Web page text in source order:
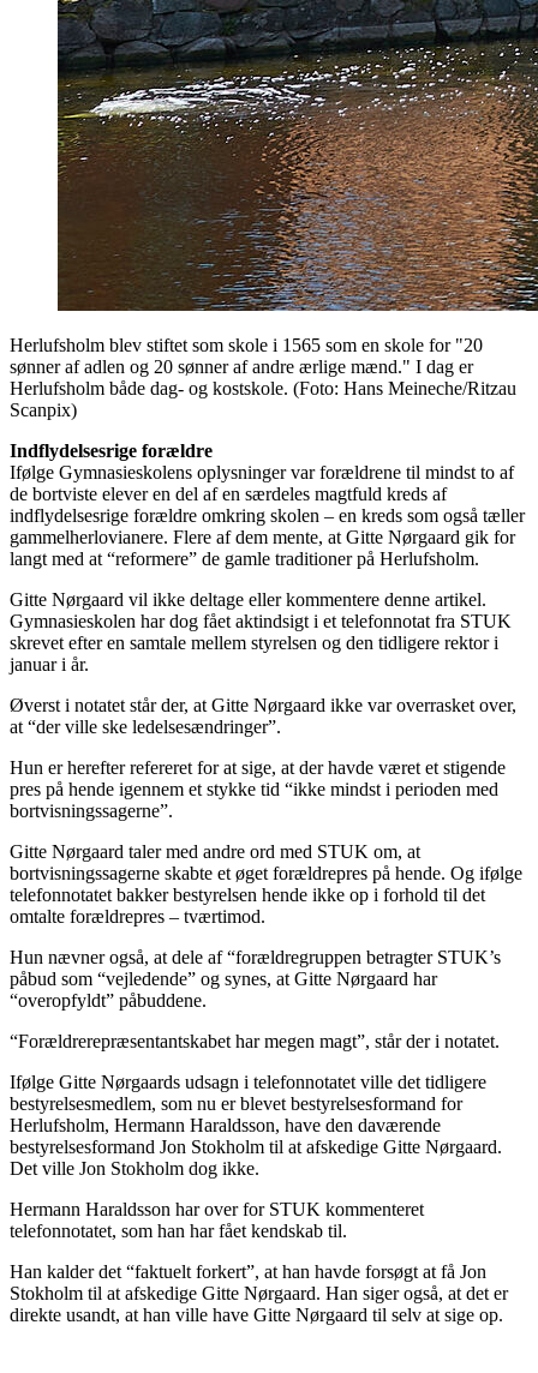
Herlufsholm blev stiftet som skole i 1565 som en skole for "20
sønner af adlen og 20 sønner af andre ærlige mænd." I dag er
Herlufsholm både dag- og kostskole. (Foto: Hans Meineche/Ritzau
Scanpix)
Indflydelsesrige forældre
Ifølge Gymnasieskolens oplysninger var forældrene til mindst to af
de bortviste elever en del af en særdeles magtfuld kreds af
indflydelsesrige forældre omkring skolen – en kreds som også tæller
gammelherlovianere. Flere af dem mente, at Gitte Nørgaard gik for
langt med at “reformere” de gamle traditioner på Herlufsholm.
Gitte Nørgaard vil ikke deltage eller kommentere denne artikel.
Gymnasieskolen har dog fået aktindsigt i et telefonnotat fra STUK
skrevet efter en samtale mellem styrelsen og den tidligere rektor i
januar i år.
Øverst i notatet står der, at Gitte Nørgaard ikke var overrasket over,
at “der ville ske ledelsesændringer”.
Hun er herefter refereret for at sige, at der havde været et stigende
pres på hende igennem et stykke tid “ikke mindst i perioden med
bortvisningssagerne”.
Gitte Nørgaard taler med andre ord med STUK om, at
bortvisningssagerne skabte et øget forældrepres på hende. Og ifølge
telefonnotatet bakker bestyrelsen hende ikke op i forhold til det
omtalte forældrepres – tværtimod.
Hun nævner også, at dele af “forældregruppen betragter STUK’s
påbud som “vejledende” og synes, at Gitte Nørgaard har
“overopfyldt” påbuddene.
“Forældrerepræsentantskabet har megen magt”, står der i notatet.
Ifølge Gitte Nørgaards udsagn i telefonnotatet ville det tidligere
bestyrelsesmedlem, som nu er blevet bestyrelsesformand for
Herlufsholm, Hermann Haraldsson, have den daværende
bestyrelsesformand Jon Stokholm til at afskedige Gitte Nørgaard.
Det ville Jon Stokholm dog ikke.
Hermann Haraldsson har over for STUK kommenteret
telefonnotatet, som han har fået kendskab til.
Han kalder det “faktuelt forkert”, at han havde forsøgt at få Jon
Stokholm til at afskedige Gitte Nørgaard. Han siger også, at det er
direkte usandt, at han ville have Gitte Nørgaard til selv at sige op.